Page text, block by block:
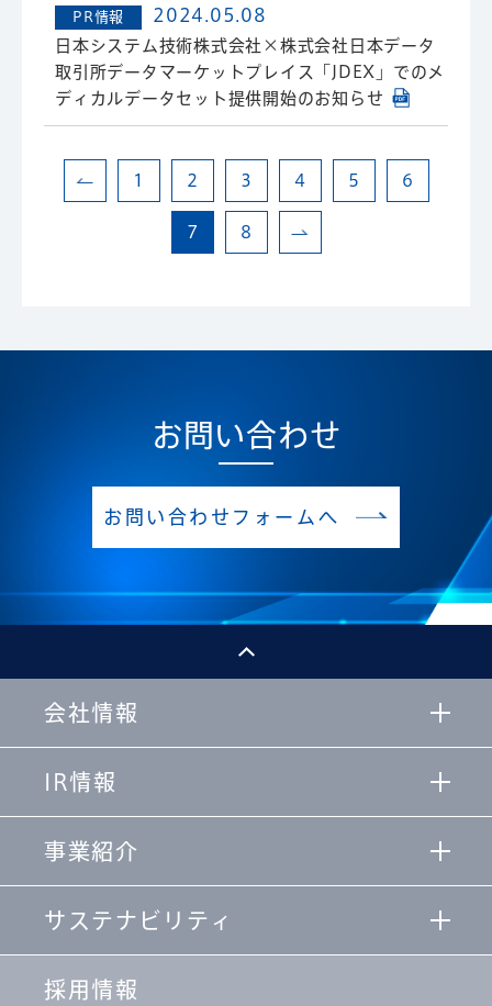
PR情報 2024.05.08
日本システム技術株式会社×株式会社日本データ
取引所データマーケットプレイス「JDEX」でのメ
ディカルデータセット提供開始のお知らせ
1 2 3 4 5 6
7 8
お問い合わせ
お問い合わせフォームへ
会社情報
IR情報
事業紹介
サステナビリティ
採用情報